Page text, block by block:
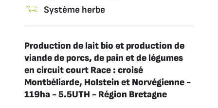
Système herbe
Production de lait bio et production de
viande de porcs, de pain et de légumes
en circuit court Race : croisé
Montbéliarde, Holstein et Norvégienne -
119ha - 5.5UTH - Région Bretagne